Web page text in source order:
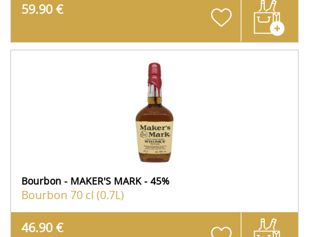
59.90 €
Bourbon - MAKER'S MARK - 45%
Bourbon 70 cl (0.7L)
46.90 €